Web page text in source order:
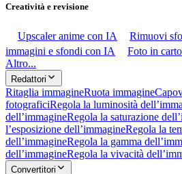
Creatività e revisione
Upscaler anime con IA Rimuovi
immagini e sfondi con IA
Foto in
Altro...
Redattori
Ritaglia immagineRuota immagine
fotograficiRegola la luminosità
dell’immagineRegola la saturazione
l’esposizione dell’immagineRegola la
dell’immagineRegola la gamma
dell’immagineRegola la vivacità
Convertitori